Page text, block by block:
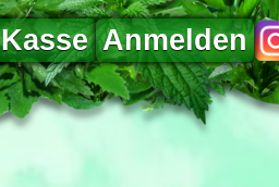
Kasse Anmelden